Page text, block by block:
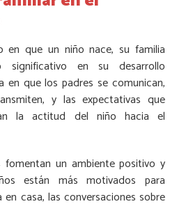
en que un niño nace, su familia
en su desarrollo
en que los padres se comunican,
y las expectativas que
la actitud del niño hacia el
fomentan un ambiente positivo y
están más motivados para
casa, las conversaciones sobre